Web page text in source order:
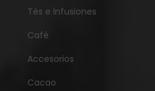
Tés e Infusiones
Café
Accesorios
Cacao